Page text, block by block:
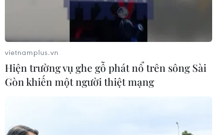
vietnamplus.vn
Hiện trường vụ ghe gỗ phát nổ trên sông Sài
Gòn khiến một người thiệt mạng